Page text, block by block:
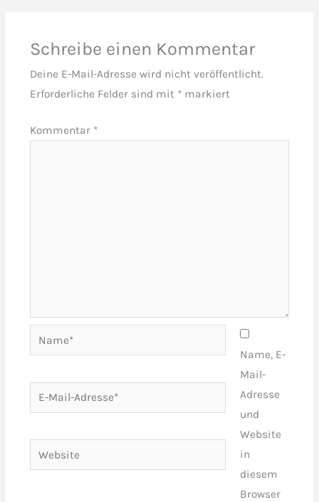
Schreibe einen Kommentar
Deine E-Mail-Adresse wird nicht veröffentlicht.
Erforderliche Felder sind mit *markiert
Kommentar *
Name*
Mail-
Website
Name, E-
Mail-
Adresse
und
Website
in
diesem
Browser